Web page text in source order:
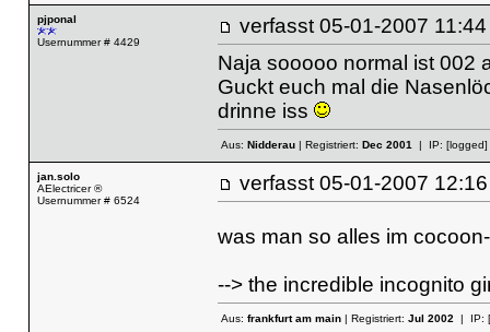
pjponal
Usernummer # 4429
verfasst 05-01-2007
Naja sooooo normal ist 002
Guckt euch mal die
drinne iss
Aus: Nidderau| Registriert: Dec 2001| IP: [logged]
jan.solo
AElectricer ®
Usernummer # 6524
verfasst 05-01-2007
was man so alles im
--> the incredible incognito
Aus: frankfurt am main| Registriert: Jul 2002| IP: